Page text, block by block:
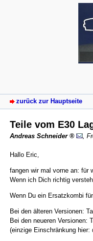
zurück zur Hauptseite
Teile vom E30
Andreas Schneider
Hallo Eric,
fangen wir mal vorne an: für
Wenn ich Dich richtig
Wenn Du ein Ersatzkombi
Bei den älteren Versionen:
Bei den neueren Versionen:
(einzige Einschränkung